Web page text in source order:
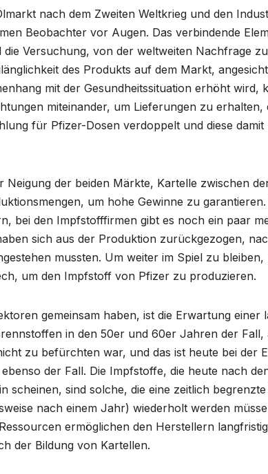
nach dem Zweiten Weltkrieg und den
Beobachter vor Augen. Das verbindende
Versuchung, von der weltweiten Nachfrage
des Produkts auf dem Markt,
mit der Gesundheitssituation erhöht wird,
miteinander, um Lieferungen zu erhalten,
für Pfizer-Dosen verdoppelt und diese
Neigung der beiden Märkte, Kartelle zwischen
um hohe Gewinne zu
bei den Impfstofffirmen gibt es noch ein paar
sich aus der Produktion zurückgezogen,
mussten. Um weiter im Spiel zu
um den Impfstoff von Pfizer zu produzieren.
gemeinsam haben, ist die Erwartung einer
in den 50er und 60er Jahren der Fall,
zu befürchten war, und das ist heute bei der
der Fall. Die Impfstoffe, die heute nach
scheinen, sind solche, die eine zeitlich
nach einem Jahr) wiederholt werden
ermöglichen den Herstellern
der Bildung von Kartellen.